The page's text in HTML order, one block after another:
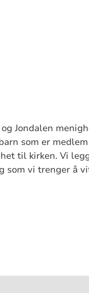
Jondalen
som er
til kirken. Vi
vi trenger å